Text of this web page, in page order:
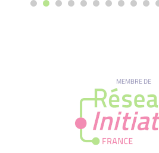
MEMBRE DE